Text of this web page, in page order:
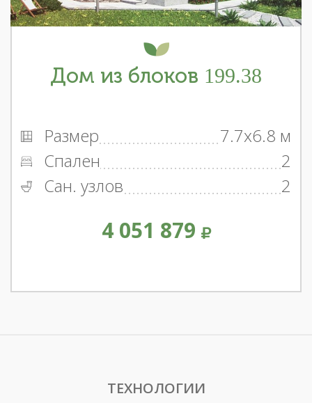
Дом из блоков 199.38
Размер
7.7x6.8 м
Спален
2
Сан. узлов
2
4 051 879
ТЕХНОЛОГИИ